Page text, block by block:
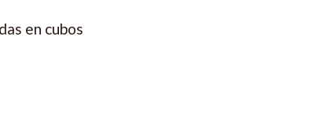
en cubos